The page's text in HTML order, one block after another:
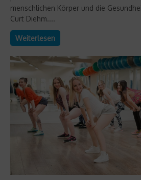
menschlichen Körper und die
Curt Diehm....
Weiterlesen